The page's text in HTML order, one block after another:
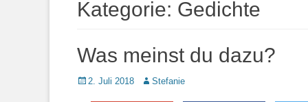
Kategorie: Gedichte
Was meinst du dazu?
Posted
2. Juli 2018 AutorStefanie